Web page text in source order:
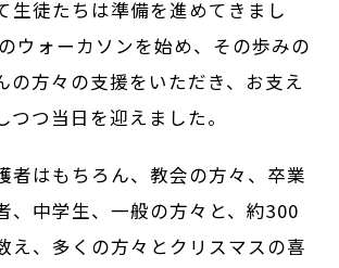
生徒たちは準備を進めてきまし
ウォーカソンを始め、その歩みの
の方々の支援をいただき、お支え
つつ当日を迎えました。
者はもちろん、教会の方々、卒業
、中学生、一般の方々と、約300
え、多くの方々とクリスマスの喜